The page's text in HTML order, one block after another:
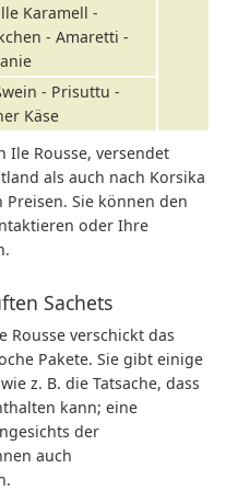
Karamell -
- Amaretti -
- Prisuttu -
Käse
Ile Rousse, versendet
als auch nach Korsika
Sie können den
oder Ihre
Sachets
Rousse verschickt das
Pakete. Sie gibt einige
z. B. die Tatsache, dass
kann; eine
der
auch